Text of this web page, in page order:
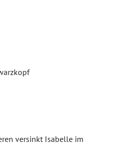
versinkt Isabelle im